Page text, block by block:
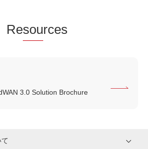
Resources
3.0 Solution Brochure